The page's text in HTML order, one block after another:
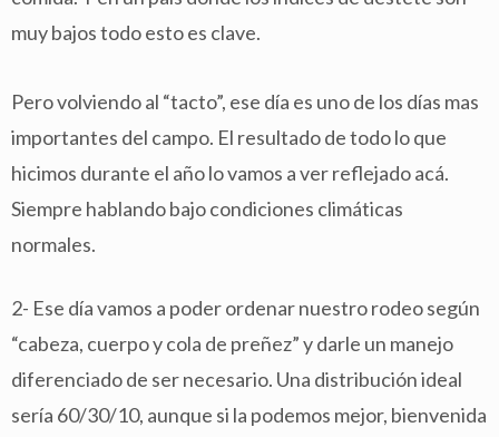
muy bajos todo esto es clave.
Pero volviendo al “tacto”, ese día es uno de los días mas
importantes del campo. El resultado de todo lo que
hicimos durante el año lo vamos a ver reflejado acá.
Siempre hablando bajo condiciones climáticas
normales.
2- Ese día vamos a poder ordenar nuestro rodeo según
“cabeza, cuerpo y cola de preñez” y darle un manejo
diferenciado de ser necesario. Una distribución ideal
sería 60/30/10, aunque si la podemos mejor, bienvenida